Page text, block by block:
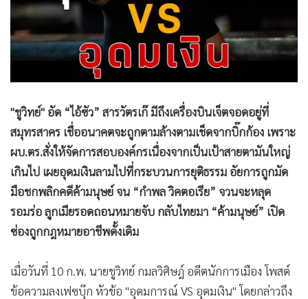
Infographic
• การเมือง
• ท่องเที่ยว
Special Scoop
• เศรษฐกิจ-ธุรกิจ
จีน
•
ชุมชน-คุณภาพชีวิต
อาชญากรรม
• Motoring
• วิทยาศาสตร์
• SMEs
"ชูวิทย์" อัด “ไอ้ซัว” สารวัตรเก๊ มีถึงเครื่องบินเจ็ตจอดอยู่ที่
สมุทรสาคร เชื่ออนาคตจะถูกตามล้างตามเช็ดจากบิ๊กก้อง เพราะ
ผบ.ตร.สั่งให้จัดการสอบองค์กรเนื่องจากเป็นเป้าสายตามันใหญ่
เกินไป เผยอุดมเงินลามไปที่กระบวนการยุติธรรม อัยการถูกมัด
มือชกพลิกคดีค้ามนุษย์ จน “กำพล วิคตอเรีย” จวนจะหลุด
รอมร่อ ลูกเมียรอดถอนหมายจับ กลับไทยมา “ค้ามนุษย์” เปิด
ซ่องถูกกฎหมายอาชีพดั้งเดิม
เมื่อวันที่ 10 ก.พ. นายชูวิทย์ กมลวิศิษฎ์ อดีตนักการเมือง โพสต์
ข้อความลงเฟซบุ๊ก หัวข้อ "อุดมการณ์ VS อุดมเงิน" โดยกล่าวถึง